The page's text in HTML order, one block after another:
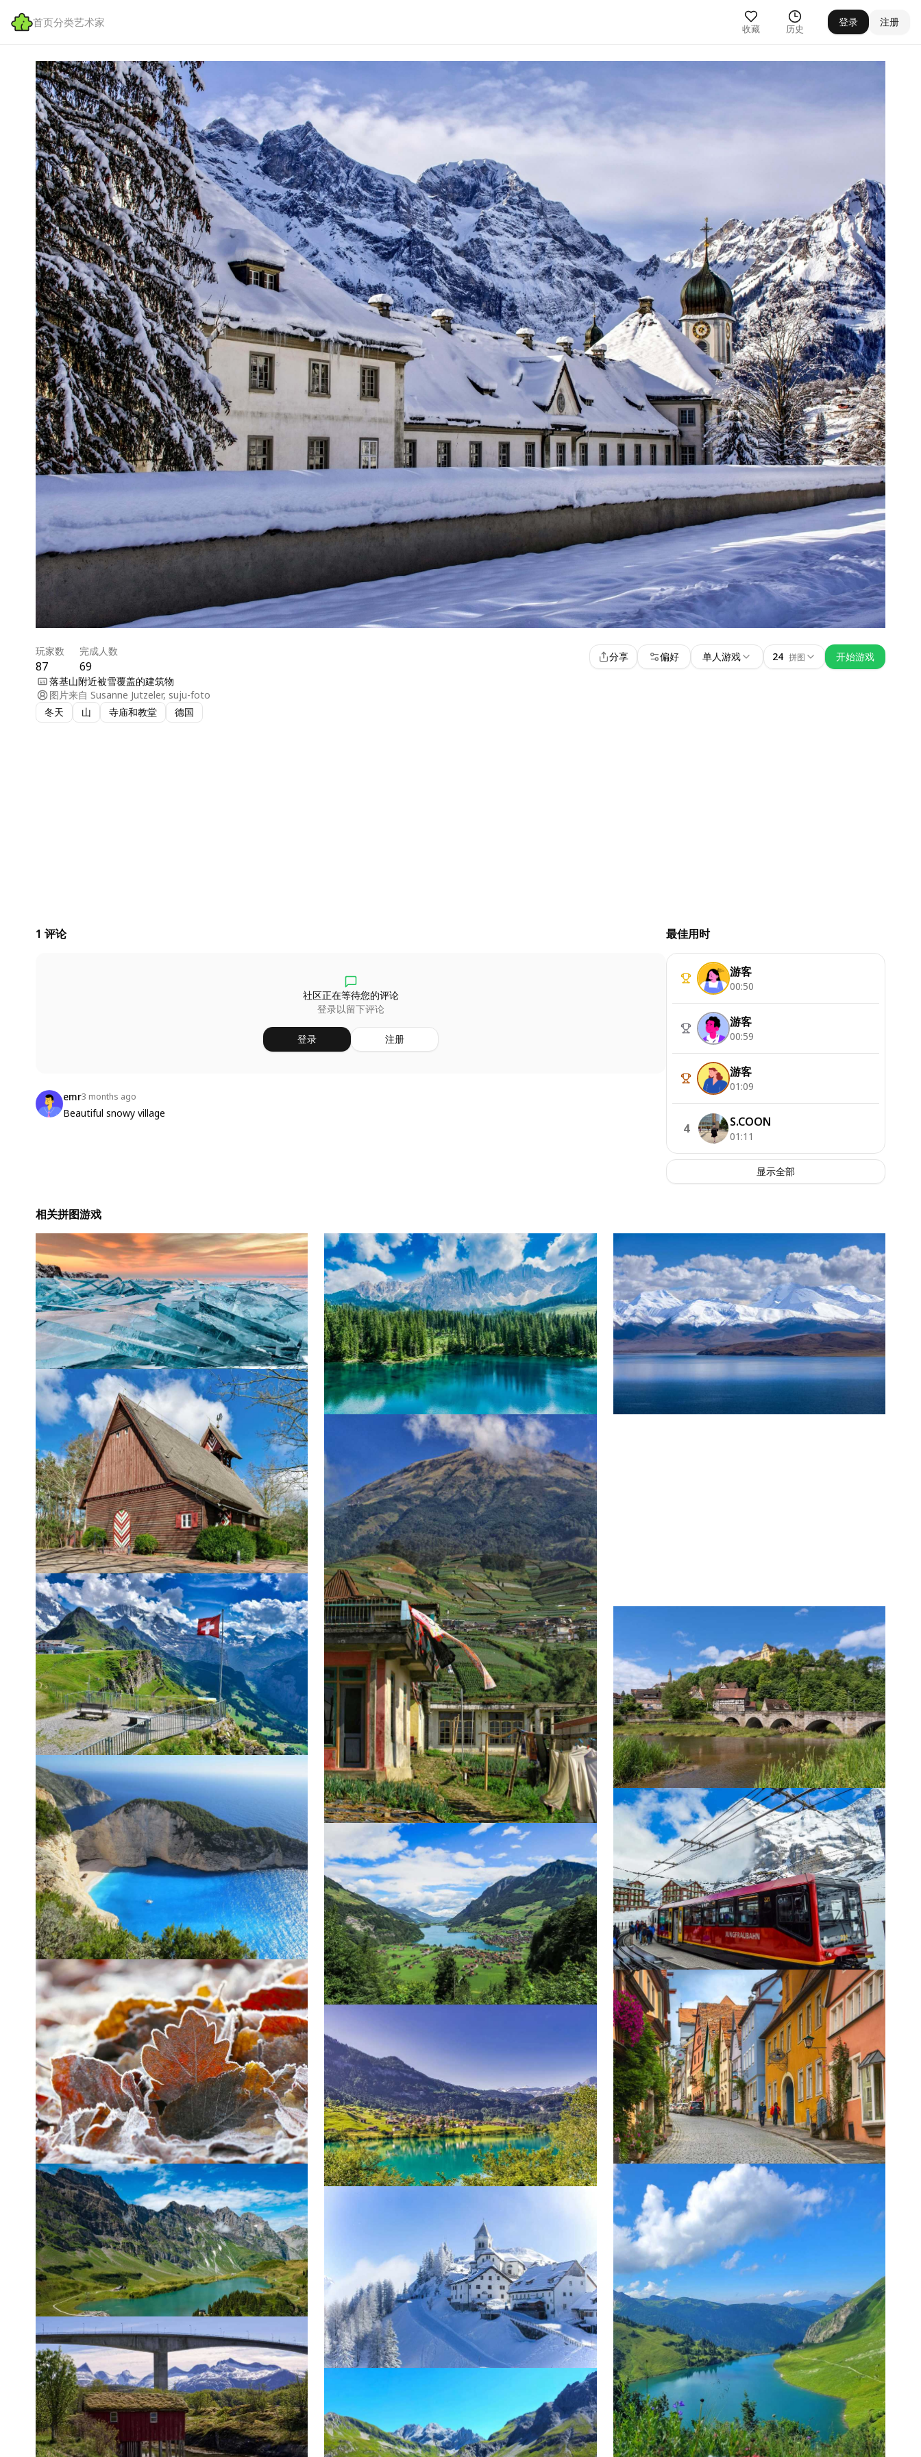
首页分类艺术家 收藏 历史
登录 注册
玩家数
87
完成人数
69
分享 偏好 单人游戏 24 拼图
开始游戏
落基山附近被雪覆盖的建筑物
图片来自 Susanne Jutzeler, suju-foto
冬天
山 寺庙和教堂 德国
1 评论
社区正在等待您的评论
登录以留下评论
登录 注册
emr3 months ago
Beautiful snowy village
最佳用时
游客
00:50
游客
00:59
游客
01:09
4 S.COON
01:11
显示全部
相关拼图游戏